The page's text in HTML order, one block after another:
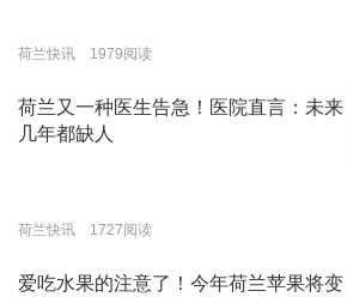
荷兰快讯 1979阅读
荷兰又一种医生告急！医院直言：未来
几年都缺人
荷兰快讯 1727阅读
爱吃水果的注意了！今年荷兰苹果将变